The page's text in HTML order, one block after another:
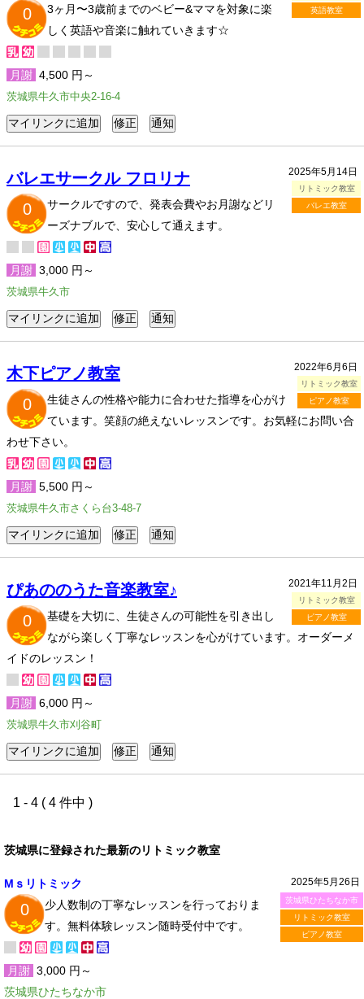
英語教室
0
3ヶ月〜3歳前までのベビー&ママを対象に楽
しく英語や音楽に触れていきます☆
月謝 4,500 円～
茨城県牛久市中央2-16-4
2025年5月14日
リトミック教室
バレエ教室
バレエサークル フロリナ
0
サークルですので、発表会費やお月謝などリ
ーズナブルで、安心して通えます。
月謝 3,000 円～
茨城県牛久市
2022年6月6日
リトミック教室
ピアノ教室
木下ピアノ教室
0
生徒さんの性格や能力に合わせた指導を心がけ
ています。笑顔の絶えないレッスンです。お気軽にお問い合
わせ下さい。
月謝 5,500 円～
茨城県牛久市さくら台3-48-7
2021年11月2日
リトミック教室
ピアノ教室
ぴあののうた音楽教室♪
0
基礎を大切に、生徒さんの可能性を引き出し
ながら楽しく丁寧なレッスンを心がけています。オーダーメ
イドのレッスン！
月謝 6,000 円～
茨城県牛久市刈谷町
1 - 4 ( 4 件中 )
茨城県に登録された最新のリトミック教室
2025年5月26日
茨城県ひたちなか市
リトミック教室
ピアノ教室
Mｓリトミック
0
少人数制の丁寧なレッスンを行っておりま
す。無料体験レッスン随時受付中です。
月謝 3,000 円～
茨城県ひたちなか市